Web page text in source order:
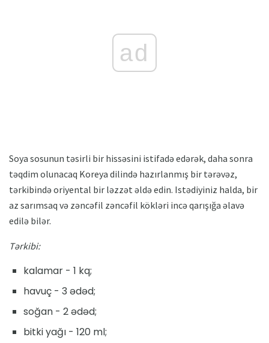
ad
Soya sosunun təsirli bir hissəsini istifadə edərək, daha sonra
təqdim olunacaq Koreya dilində hazırlanmış bir tərəvəz,
tərkibində oriyental bir ləzzət əldə edin. Istədiyiniz halda, bir
az sarımsaq və zəncəfil zəncəfil kökləri incə qarışığa əlavə
edilə bilər.
Tərkibi:
kalamar - 1 kq;
havuç - 3 ədəd;
soğan - 2 ədəd;
bitki yağı - 120 ml;